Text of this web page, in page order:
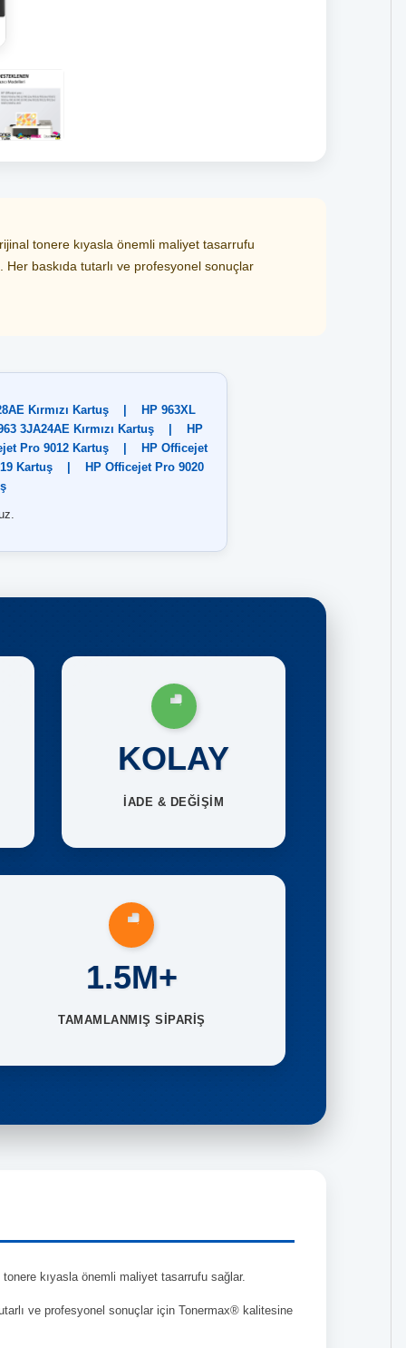
tonere kıyasla önemli maliyet tasarrufu
baskıda tutarlı ve profesyonel sonuçlar
Kırmızı Kartuş
HP 963XL
3JA24AE Kırmızı Kartuş
HP
Pro 9012 Kartuş
HP Officejet
Kartuş
HP Officejet Pro 9020
KOLAY
İADE & DEĞİŞİM
1.5M+
TAMAMLANMIŞ SİPARİŞ
kıyasla önemli maliyet tasarrufu sağlar.
ve profesyonel sonuçlar için Tonermax® kalitesine